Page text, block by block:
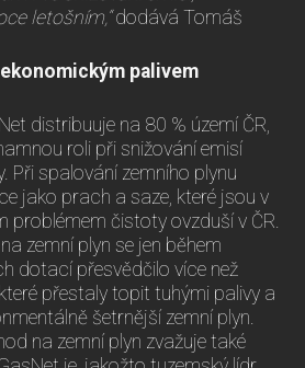
letošním,“dodává Tomáš
palivem
distribuuje na 80 % území ČR,
roli při snižování emisí
Při spalování zemního plynu
jako prach a saze, které jsou v
problémem čistoty ovzduší v ČR.
zemní plyn se jen během
dotací přesvědčilo více než
přestaly topit tuhými palivy a
šetrnější zemní plyn.
na zemní plyn zvažuje také